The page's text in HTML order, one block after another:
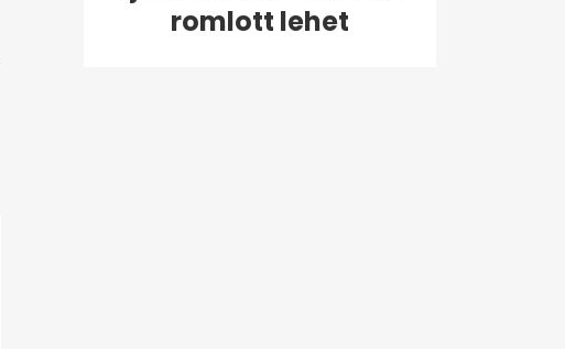
romlott lehet